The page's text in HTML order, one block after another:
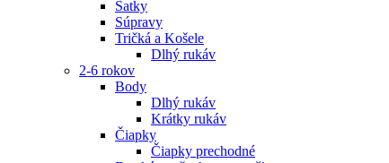
Šatky
Súpravy
Tričká a Košele
Dlhý rukáv
2-6 rokov
Body
Dlhý rukáv
Krátky rukáv
Čiapky
Čiapky prechodné